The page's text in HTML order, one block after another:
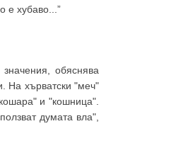
е хубаво...”
обяснява
На хърватски "меч"
и "кошница".
думата вла",